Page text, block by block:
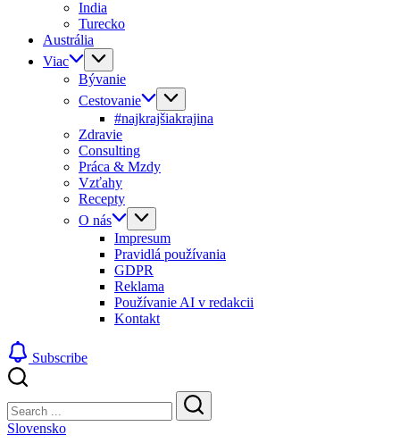
India
Turecko
Austrália
Viac
Bývanie
Cestovanie
#najkrajšiakrajina
Zdravie
Consulting
Práca & Mzdy
Vzťahy
Recepty
O nás
Impresum
Pravidlá používania
GDPR
Reklama
Používanie AI v redakcii
Kontakt
Subscribe
Search
Search
Slovensko